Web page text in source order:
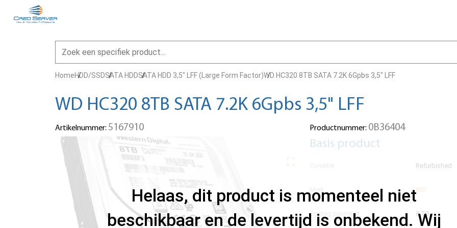
HomeHDD/SSDSATA HDDSATA HDD 3,5" LFF (Large Form Factor)WD HC320 8TB SATA 7.2K 6Gpbs 3,5" LFF
WD HC320 8TB SATA 7.2K 6Gpbs 3,5" LFF
Artikelnummer: 5167910 Productnummer: 0B36404
Basis product
Refurbished
WD
Opslag capiciteit 8 TB
Helaas, dit product is momenteel niet
beschikbaar en de levertijd is onbekend. Wij